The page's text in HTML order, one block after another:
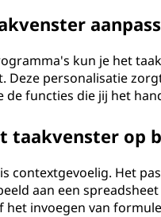
kun je het
Deze personalisatie
de functies die jij het
taakvenster op
contextgevoelig. Het
aan een
invoegen van